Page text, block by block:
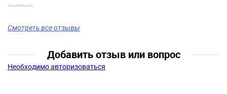
Смотреть все отзывы
Добавить отзыв или вопрос
Необходимо авторизоваться